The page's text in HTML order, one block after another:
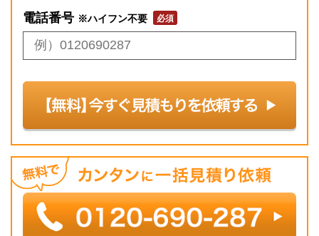
電話番号 ※ハイフン不要